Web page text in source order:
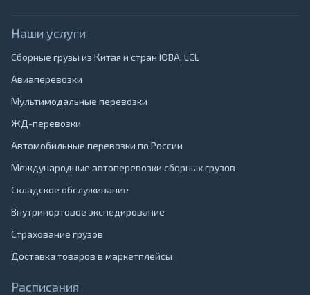
Наши услуги
Сборные грузы из Китая и стран ЮВА, LCL
Авиаперевозки
Мультимодальные перевозки
ЖД-перевозки
Автомобильные перевозки по России
Международные автоперевозки сборных грузов
Складское обслуживание
Внутрипортовое экспедирование
Страхование грузов
Доставка товаров в маркетплейсы
Расписания